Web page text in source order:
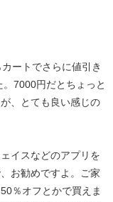
ートでさらに値引き
。7000円だとちょっと
、とても良い感じの
イスなどのアプリを
お勧めですよ。ご家
％オフとかで買えま